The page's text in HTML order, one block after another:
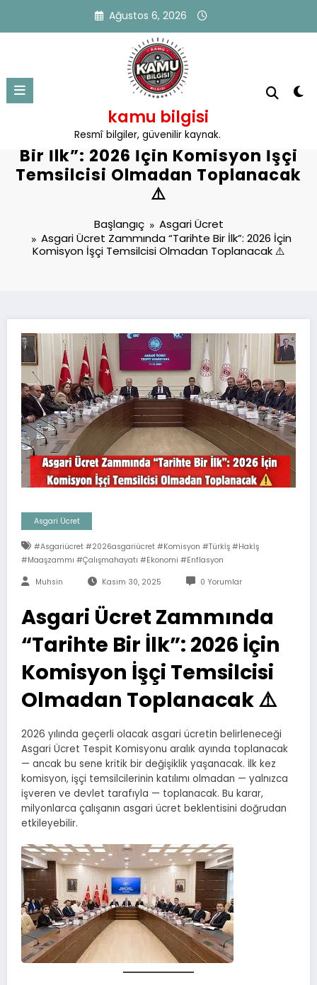
Ağustos 6, 2026
kamu bilgisi
Resmî bilgiler, güvenilir kaynak.
Asgari Ücret Zammında “Tarihte
Bir İlk”: 2026 İçin Komisyon İşçi
Temsilcisi Olmadan Toplanacak
⚠️
Başlangıç
Asgari Ücret
Asgari Ücret Zammında “Tarihte Bir İlk”: 2026 İçin
Komisyon İşçi Temsilcisi Olmadan Toplanacak ⚠️
Asgari Ücret
#asgariücret #2026asgariücret #komisyon #Türkİş #Hakİş
#maaşzammı #çalışmahayatı #ekonomi #enflasyon
Muhsin Kasım 30, 2025 0 Yorumlar
Asgari Ücret Zammında
“Tarihte Bir İlk”: 2026 İçin
Komisyon İşçi Temsilcisi
Olmadan Toplanacak ⚠️
2026 yılında geçerli olacak asgari ücretin belirleneceği
Asgari Ücret Tespit Komisyonu aralık ayında toplanacak
— ancak bu sene kritik bir değişiklik yaşanacak. İlk kez
komisyon, işçi temsilcilerinin katılımı olmadan — yalnızca
işveren ve devlet tarafıyla — toplanacak. Bu karar,
milyonlarca çalışanın asgari ücret beklentisini doğrudan
etkileyebilir.